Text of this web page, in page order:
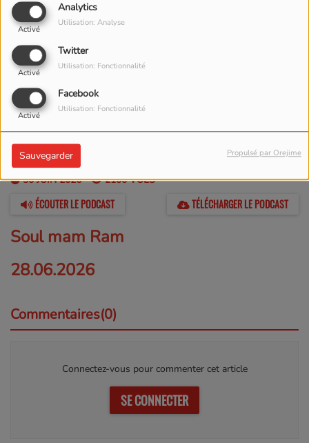
Analytics
Activé
Utilisation: Analyse
Twitter
Activé
Utilisation: Fonctionnalité
Facebook
Activé
Utilisation: Fonctionnalité
Sauvegarder Propulsé par Orejime
30 JUIN 2026 - 2100 VUES
ÉCOUTER LE PODCAST TÉLÉCHARGER LE PODCAST
Soul mam Ram
28.06.2026
Commentaires(0)
Connectez-vous pour commenter cet article
SE CONNECTER